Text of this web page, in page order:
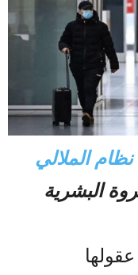
نظام الملالي
البشرية